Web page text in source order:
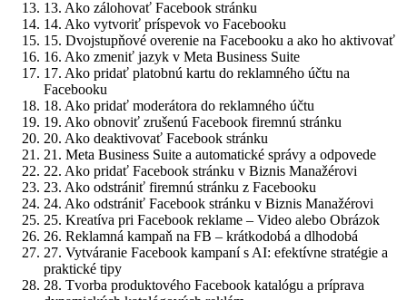
13. Ako zálohovať Facebook stránku
14. Ako vytvoriť príspevok vo Facebooku
15. Dvojstupňové overenie na Facebooku a ako ho aktivovať
16. Ako zmeniť jazyk v Meta Business Suite
17. Ako pridať platobnú kartu do reklamného účtu na
Facebooku
18. Ako pridať moderátora do reklamného účtu
19. Ako obnoviť zrušenú Facebook firemnú stránku
20. Ako deaktivovať Facebook stránku
21. Meta Business Suite a automatické správy a odpovede
22. Ako pridať Facebook stránku v Biznis Manažérovi
23. Ako odstrániť firemnú stránku z Facebooku
24. Ako odstrániť Facebook stránku v Biznis Manažérovi
25. Kreatíva pri Facebook reklame – Video alebo Obrázok
26. Reklamná kampaň na FB – krátkodobá a dlhodobá
27. Vytváranie Facebook kampaní s AI: efektívne stratégie a
praktické tipy
28. Tvorba produktového Facebook katalógu a príprava